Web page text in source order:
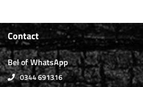
Contact
Bel of WhatsApp
0344 691316